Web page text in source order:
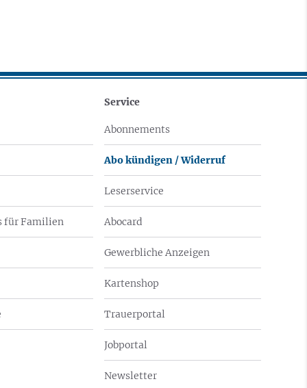
für Familien
Service
Abonnements
Abo kündigen / Widerruf
Leserservice
Abocard
Gewerbliche Anzeigen
Kartenshop
Trauerportal
Jobportal
Newsletter